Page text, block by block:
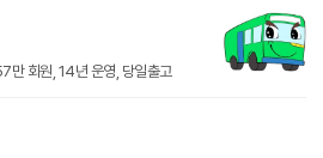
만 회원, 14년 운영, 당일출고